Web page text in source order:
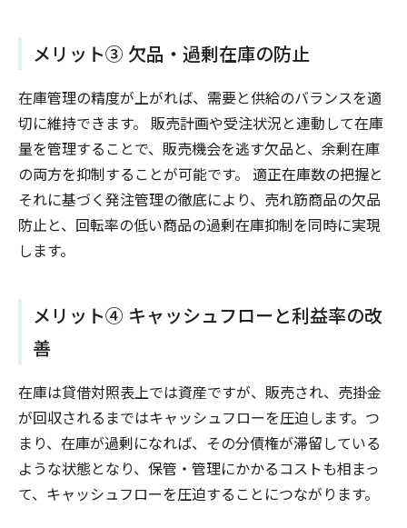
メリット③ 欠品・過剰在庫の防止
在庫管理の精度が上がれば、需要と供給のバランスを適
切に維持できます。 販売計画や受注状況と連動して在庫
量を管理することで、販売機会を逃す欠品と、余剰在庫
の両方を抑制することが可能です。 適正在庫数の把握と
それに基づく発注管理の徹底により、売れ筋商品の欠品
防止と、回転率の低い商品の過剰在庫抑制を同時に実現
します。
メリット④ キャッシュフローと利益率の改
善
在庫は貸借対照表上では資産ですが、販売され、売掛金
が回収されるまではキャッシュフローを圧迫します。つ
まり、在庫が過剰になれば、その分債権が滞留している
ような状態となり、保管・管理にかかるコストも相まっ
て、キャッシュフローを圧迫することにつながります。